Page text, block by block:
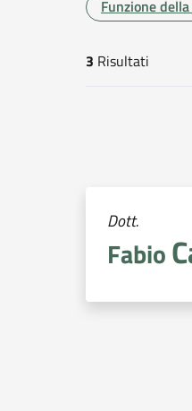
Funzione
3 Risultati
Dott.
Fabio